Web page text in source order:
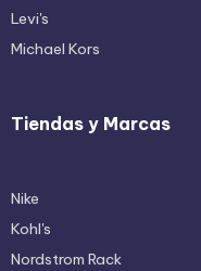
Levi's
Michael Kors
Tiendas y Marcas
Nike
Kohl's
Nordstrom Rack